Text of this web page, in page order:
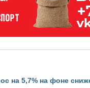
на 5,7% на фоне